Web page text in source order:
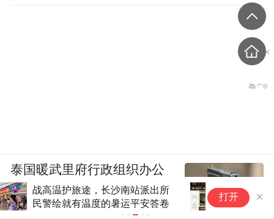
可刷6.66元“豪华游艇”……一知
名连锁火锅店上线“打赏服务员”
功能，济南也有门店
打开
泰国暖武里府行政组织办公
楼发生枪击，主席重伤